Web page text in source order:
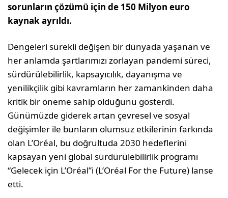
sorunların çözümü için de 150 Milyon euro
kaynak ayrıldı.
Dengeleri sürekli değişen bir dünyada yaşanan ve
her anlamda şartlarımızı zorlayan pandemi süreci,
sürdürülebilirlik, kapsayıcılık, dayanışma ve
yenilikçilik gibi kavramların her zamankinden daha
kritik bir öneme sahip olduğunu gösterdi.
Günümüzde giderek artan çevresel ve sosyal
değişimler ile bunların olumsuz etkilerinin farkında
olan L’Oréal, bu doğrultuda 2030 hedeflerini
kapsayan yeni global sürdürülebilirlik programı
“Gelecek için L’Oréal”i (L’Oréal For the Future) lanse
etti.